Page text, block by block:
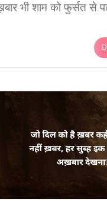
भी शाम को फुर्सत से